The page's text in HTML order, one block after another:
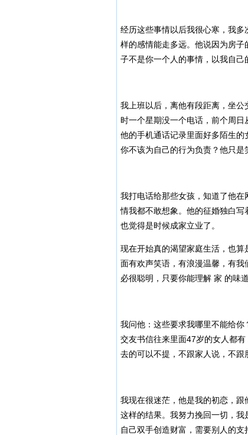
经历这些事情以后我很心寒，我
样的感情能走多远。他说因为房
子不是你一个人的事情，以我自己
我上班以后，离他有段距离，坐
时一个星期没一个电话，前个周
他的手机通话记录里面好多陌生
你不该为自己的行为负责？他只是
我打电话给那些女孩，知道了他
情我都不敢想象。他的征婚独白
也觉得是时候成家立业了。
现在开始真的渴望家庭生活，也
面有欢声笑语，有浪漫温馨，有
必很聪明，只要你能理解 家 的味
我问他：这些要求我哪里不能给
交友书信往来里面47岁的女人都
去的可以不提，不跟家人说，不跟
我现在很迷茫，他是我的初恋，
这样的结果。我努力挽回一切，
自己双手创造财富，需要别人的